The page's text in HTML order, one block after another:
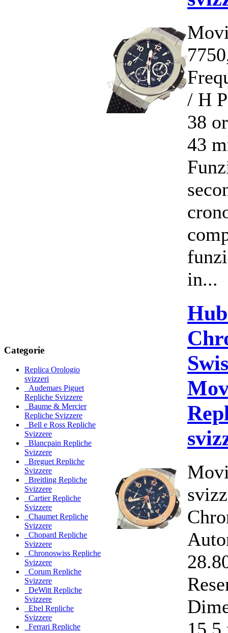
Categorie
Replica Orologio
svizzeri
Audemars Piguet
Repliche Svizzere
Baume & Mercier
Repliche Svizzere
Bell e Ross Repliche
Svizzere
Blancpain Repliche
Svizzere
Breguet Repliche
Svizzere
Breitling Repliche
Svizzere
Cartier Repliche
Svizzere
Chaumet Repliche
Svizzere
Chopard Repliche
Svizzere
Chronoswiss Repliche
Svizzere
Corum Repliche
Svizzere
DeWitt Repliche
Svizzere
Ebel Repliche
Svizzere
Ferrari Repliche
/ H
38
43
in...